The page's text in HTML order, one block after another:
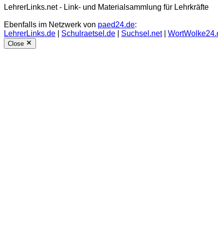
LehrerLinks.net - Link- und Materialsammlung für Lehrkräfte
Ebenfalls im Netzwerk von paed24.de:
LehrerLinks.de
Schulraetsel.de Suchsel.net|
Close